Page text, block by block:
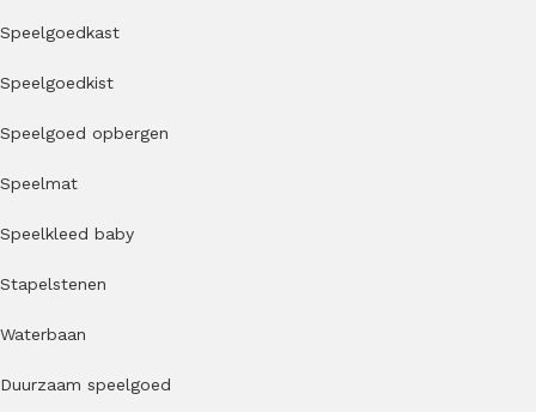
Speelgoedkast
Speelgoedkist
Speelgoed opbergen
Speelmat
Speelkleed baby
Stapelstenen
Waterbaan
Duurzaam speelgoed